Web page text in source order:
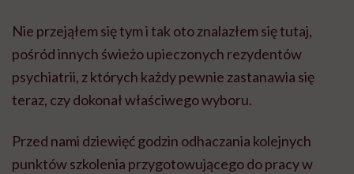
Nie przejąłem się tym i tak oto znalazłem się tutaj,
pośród innych świeżo upieczonych rezydentów
psychiatrii, z których każdy pewnie zastanawia się
teraz, czy dokonał właściwego wyboru.
Przed nami dziewięć godzin odhaczania kolejnych
punktów szkolenia przygotowującego do pracy w